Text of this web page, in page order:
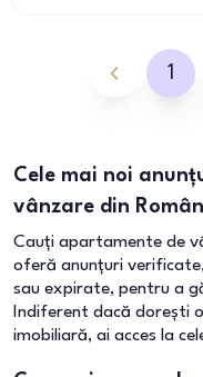
1
Cele mai noi
vânzare din
Cauți apartamente de
oferă anunțuri
sau expirate, pentru a
Indiferent dacă dorești
imobiliară, ai acces la